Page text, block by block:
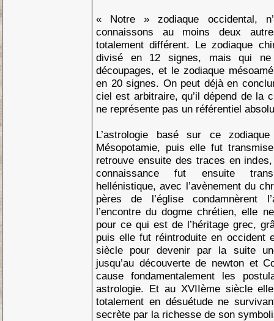
« Notre » zodiaque occidental,
connaissons au moins deux
totalement différent. Le zodiaque
divisé en 12 signes, mais qui
découpages, et le zodiaque
en 20 signes. On peut déjà en
ciel est arbitraire, qu’il dépend de la
ne représente pas un référentiel
L’astrologie basé sur ce
Mésopotamie, puis elle fut
retrouve ensuite des traces en
connaissance fut ensuite
hellénistique, avec l’avènement du
pères de l’église condamnèrent
l’encontre du dogme chrétien, elle
pour ce qui est de l’héritage grec,
puis elle fut réintroduite en occident
siècle pour devenir par la suite
jusqu’au découverte de newton et
cause fondamentalement les
astrologie. Et au XVIIème siècle
totalement en désuétude ne
secrète par la richesse de son